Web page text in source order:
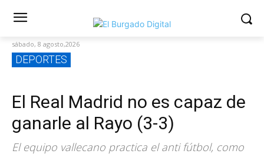
sábado, 8 agosto,2026
DEPORTES
El Real Madrid no es capaz de
ganarle al Rayo (3-3)
El equipo vallecano practica el anti fútbol, como